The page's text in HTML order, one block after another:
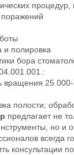
процедур,
полировка
бора
вращения 25
полости;
предлагает не
но и
всегда
консультации